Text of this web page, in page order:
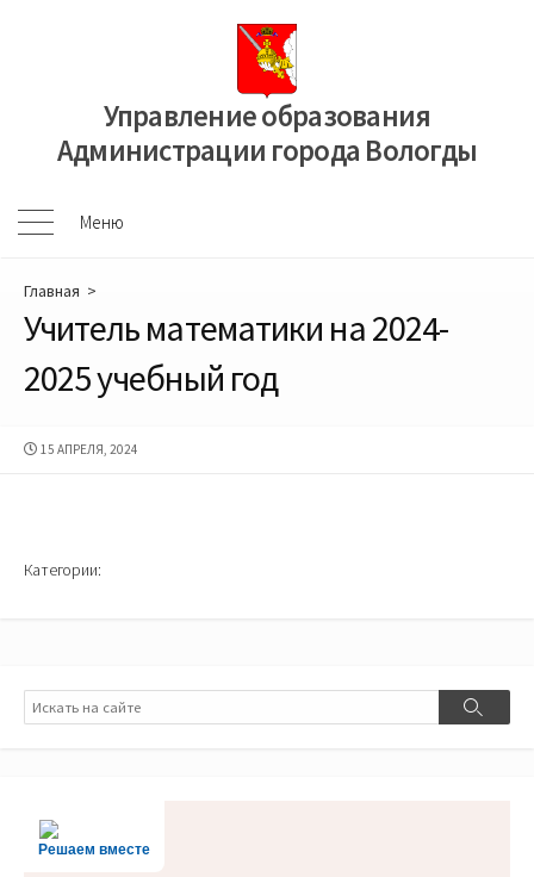
Управление образования
Администрации города Вологды
Меню
Меню
Главная >
Учитель математики на 2024-
2025 учебный год
ДАТА
15 АПРЕЛЯ, 2024
Категории:
Поиск
Поиск
Решаем вместе